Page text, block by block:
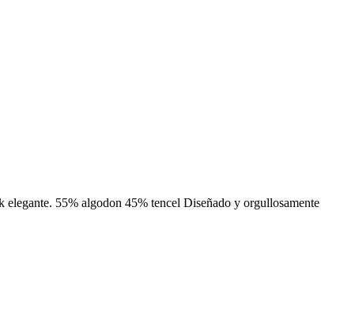
55% algodon 45% tencel Diseñado y orgullosamente